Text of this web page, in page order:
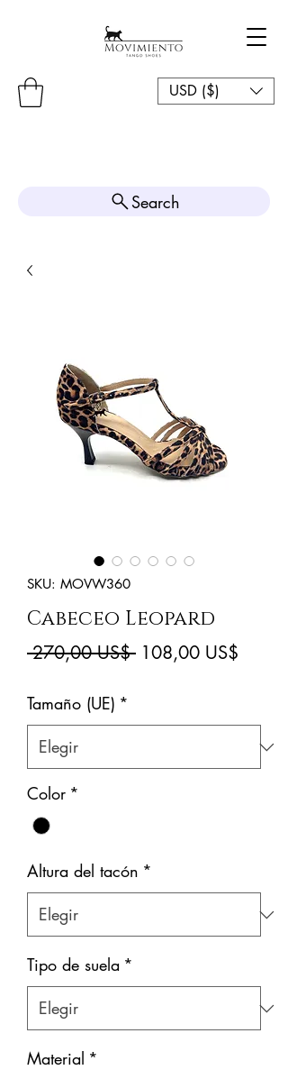
USD ($)
Search
SKU: MOVW360
Cabeceo Leopard
270,00 US$ Precio
108,00 US$
Tamaño (UE) *
Color *
Altura del tacón *
Tipo de suela *
Material *